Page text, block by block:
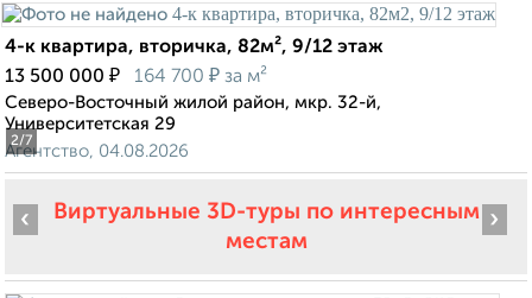
2/7
4-к квартира, вторичка, 82м², 9/12 этаж
13 500 000 ₽ 164 700 ₽ за м²
Северо-Восточный жилой район, мкр. 32-й,
Университетская 29
Агентство, 04.08.2026
Виртуальные 3D-туры по интересным
местам
‹ ›